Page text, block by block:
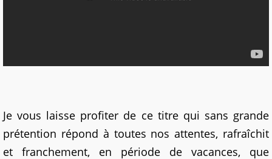
Je vous laisse profiter de ce titre qui sans grande
prétention répond à toutes nos attentes, rafraîchit
et franchement, en période de vacances, que